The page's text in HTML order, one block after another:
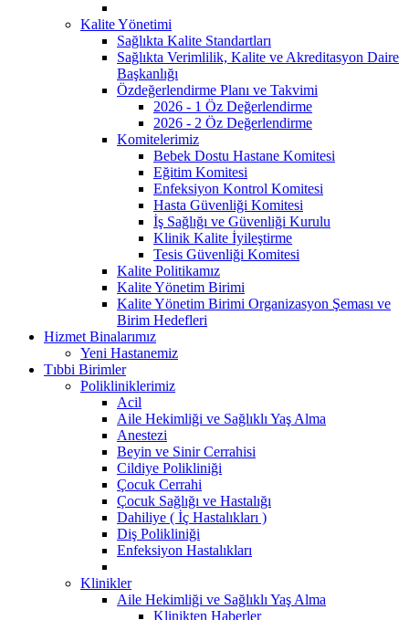
Kalite Yönetimi
Sağlıkta Kalite Standartları
Sağlıkta Verimlilik, Kalite ve Akreditasyon Daire
Başkanlığı
Özdeğerlendirme Planı ve Takvimi
2026 - 1 Öz Değerlendirme
2026 - 2 Öz Değerlendirme
Komitelerimiz
Bebek Dostu Hastane Komitesi
Eğitim Komitesi
Enfeksiyon Kontrol Komitesi
Hasta Güvenliği Komitesi
İş Sağlığı ve Güvenliği Kurulu
Klinik Kalite İyileştirme
Tesis Güvenliği Komitesi
Kalite Politikamız
Kalite Yönetim Birimi
Kalite Yönetim Birimi Organizasyon Şeması ve
Birim Hedefleri
Hizmet Binalarımız
Yeni Hastanemiz
Tıbbi Birimler
Polikliniklerimiz
Acil
Aile Hekimliği ve Sağlıklı Yaş Alma
Anestezi
Beyin ve Sinir Cerrahisi
Cildiye Polikliniği
Çocuk Cerrahi
Çocuk Sağlığı ve Hastalığı
Dahiliye ( İç Hastalıkları )
Diş Polikliniği
Enfeksiyon Hastalıkları
Klinikler
Aile Hekimliği ve Sağlıklı Yaş Alma
Klinikten Haberler